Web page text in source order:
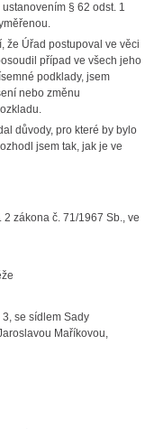
§ 62 odst. 1
že Úřad postupoval ve věci
případ ve všech jeho
podklady, jsem
nebo změnu
důvody, pro které by bylo
jsem tak, jak je ve
zákona č. 71/1967 Sb., ve
se sídlem Sady
Maříkovou,